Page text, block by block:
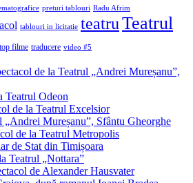
preturi tablouri Radu Afrim
tablouri in licitatie teatruTeatrul
top filme traducere video #5
de la Teatrul „Andrei Mureșanu”,
Teatrul Odeon
de la Teatrul Excelsior
Mureșanu”, Sfântu Gheorghe
de la Teatrul Metropolis
de Stat din Timișoara
Teatrul „Nottara”
de Alexander Hausvater